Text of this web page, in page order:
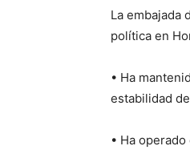
La embajada
política en
• Ha
estabilidad
• Ha